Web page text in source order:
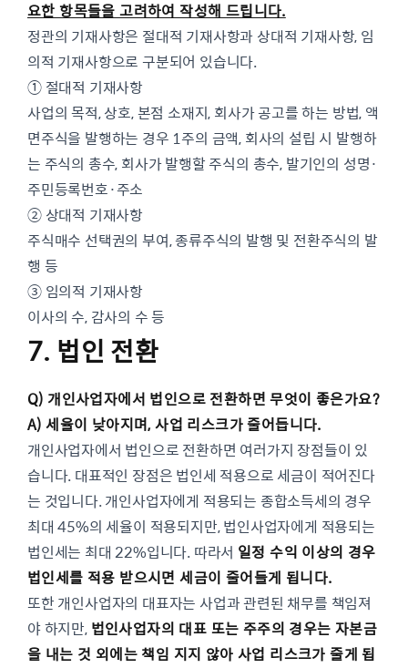
요한 항목들을 고려하여 작성해 드립니다.
정관의 기재사항은 절대적 기재사항과 상대적 기재사항, 임
의적 기재사항으로 구분되어 있습니다.
① 절대적 기재사항
사업의 목적, 상호, 본점 소재지, 회사가 공고를 하는 방법, 액
면주식을 발행하는 경우 1주의 금액, 회사의 설립 시 발행하
는 주식의 총수, 회사가 발행할 주식의 총수, 발기인의 성명·
주민등록번호·주소
② 상대적 기재사항
주식매수 선택권의 부여, 종류주식의 발행 및 전환주식의 발
행 등
③ 임의적 기재사항
이사의 수, 감사의 수 등
7. 법인 전환
Q) 개인사업자에서 법인으로 전환하면 무엇이 좋은가요?
A) 세율이 낮아지며, 사업 리스크가 줄어듭니다.
개인사업자에서 법인으로 전환하면 여러가지 장점들이 있
습니다. 대표적인 장점은 법인세 적용으로 세금이 적어진다
는 것입니다. 개인사업자에게 적용되는 종합소득세의 경우
최대 45%의 세율이 적용되지만, 법인사업자에게 적용되는
법인세는 최대 22%입니다. 따라서 일정 수익 이상의 경우
법인세를 적용 받으시면 세금이 줄어들게 됩니다.
또한 개인사업자의 대표자는 사업과 관련된 채무를 책임져
야 하지만, 법인사업자의 대표 또는 주주의 경우는 자본금
을 내는 것 외에는 책임 지지 않아 사업 리스크가 줄게 됩